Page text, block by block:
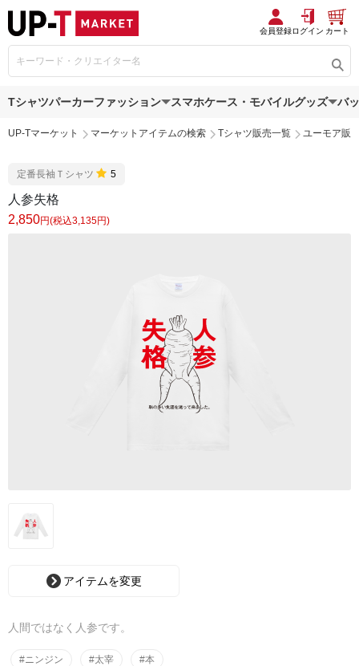
会員登録ログイン カート
Tシャツパーカーファッション スマホケース・モバイルグッズ バ
UP-Tマーケット マーケットアイテムの検索 Tシャツ販売一覧 ユーモア販
定番長袖Ｔシャツ 5
人参失格
2,850円(税込3,135円)
アイテムを変更
人間ではなく人参です。
#ニンジン #太宰 #本